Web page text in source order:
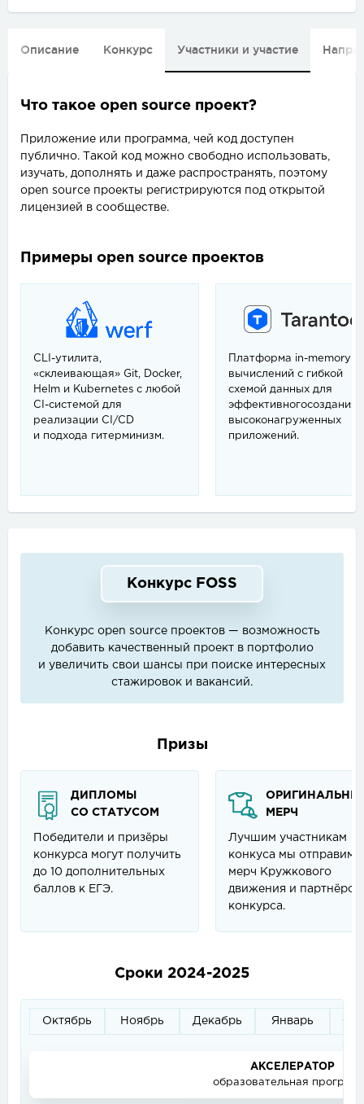
Описание Конкурс Участники и участие
Что такое open source проект?
Приложение или программа, чей код доступен
публично. Такой код можно свободно использовать,
изучать, дополнять и даже распространять, поэтому
open source проекты регистрируются под открытой
лицензией в сообществе.
Примеры open source проектов
CLI-утилита,
«склеивающая» Git, Docker,
Helm и Kubernetes с любой
CI-системой для
реализации CI/CD
и подхода гитерминизм.
Платформа in-memory
вычислений с гибкой
схемой данных для
эффективногосоздания
высоконагруженных
приложений.
Конкурс FOSS
Конкурс open source проектов — возможность
добавить качественный проект в портфолио
и увеличить свои шансы при поиске интересных
стажировок и вакансий.
Призы
ДИПЛОМЫ
СО СТАТУСОМ
Победители и призёры
конкурса могут получить
до 10 дополнительных
баллов к ЕГЭ.
МЕРЧ
Лучшим участникам
конкуса мы отправим
мерч Кружкового
движения и партнёров
конкурса.
Сроки 2024-2025
Октябрь Ноябрь Декабрь Январь
АКСЕЛЕРАТОР
образовательная